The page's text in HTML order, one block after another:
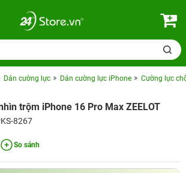
Dán cường lực Dán cường lực iPhone Cường lực
trộm iPhone 16 Pro Max ZEELOT
8267
So sánh